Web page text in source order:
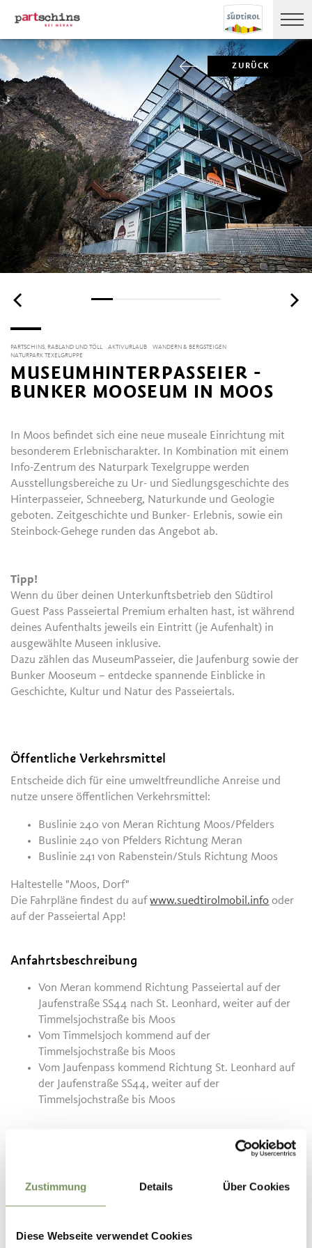
Zustimmung Details Über Cookies
Diese Webseite verwendet Cookies
ZURÜCK
PARTSCHINS, RABLAND UND TÖLL AKTIVURLAUB
WANDERN & BERGSTEIGEN
NATURPARK TEXELGRUPPE
MUSEUMHINTERPASSEIER -
BUNKER MOOSEUM IN MOOS
In Moos befindet sich eine neue museale Einrichtung mit
besonderem Erlebnischarakter. In Kombination mit einem
Info-Zentrum des Naturpark Texelgruppe werden
Ausstellungsbereiche zu Ur- und Siedlungsgeschichte des
Hinterpasseier, Schneeberg, Naturkunde und Geologie
geboten. Zeitgeschichte und Bunker- Erlebnis, sowie ein
Steinbock-Gehege runden das Angebot ab.
Tipp!
Wenn du über deinen Unterkunftsbetrieb den Südtirol
Guest Pass Passeiertal Premium erhalten hast, ist während
deines Aufenthalts jeweils ein Eintritt (je Aufenhalt) in
ausgewählte Museen inklusive.
Dazu zählen das MuseumPasseier, die Jaufenburg sowie der
Bunker Mooseum – entdecke spannende Einblicke in
Geschichte, Kultur und Natur des Passeiertals.
Öffentliche Verkehrsmittel
Entscheide dich für eine umweltfreundliche Anreise und
nutze unsere öffentlichen Verkehrsmittel:
Buslinie 240 von Meran Richtung Moos/Pfelders
Buslinie 240 von Pfelders Richtung Meran
Buslinie 241 von Rabenstein/Stuls Richtung Moos
Haltestelle "Moos, Dorf"
Die Fahrpläne findest du aufwww.suedtirolmobil.info oder
auf der Passeiertal App!
Anfahrtsbeschreibung
Von Meran kommend Richtung Passeiertal auf der
Jaufenstraße SS44 nach St. Leonhard, weiter auf der
Timmelsjochstraße bis Moos
Vom Timmelsjoch kommend auf der
Timmelsjochstraße bis Moos
Vom Jaufenpass kommend Richtung St. Leonhard auf
der Jaufenstraße SS44, weiter auf der
Timmelsjochstraße bis Moos
Moos